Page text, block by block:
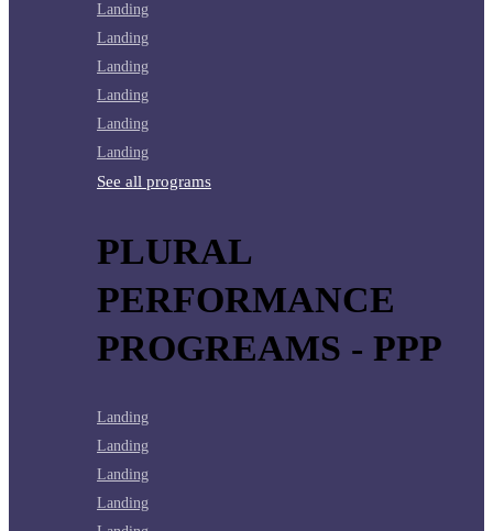
Landing
Landing
Landing
Landing
Landing
Landing
See all programs
PLURAL
PERFORMANCE
PROGREAMS - PPP
Landing
Landing
Landing
Landing